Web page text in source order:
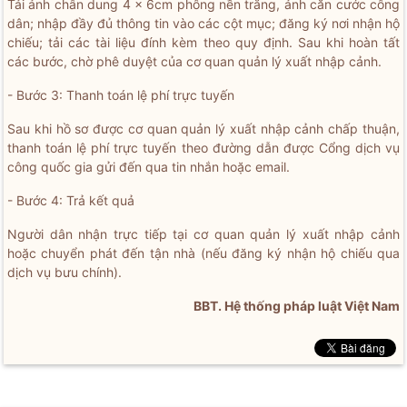
Tải ảnh chân dung 4 x 6cm phông nền trắng, ảnh căn cước công
dân; nhập đầy đủ thông tin vào các cột mục; đăng ký nơi nhận hộ
chiếu; tải các tài liệu đính kèm theo quy định. Sau khi hoàn tất
các bước, chờ phê duyệt của cơ quan quản lý xuất nhập cảnh.
- Bước 3: Thanh toán lệ phí trực tuyến
Sau khi hồ sơ được cơ quan quản lý xuất nhập cảnh chấp thuận,
thanh toán lệ phí trực tuyến theo đường dẫn được Cổng dịch vụ
công quốc gia gửi đến qua tin nhắn hoặc email.
- Bước 4: Trả kết quả
Người dân nhận trực tiếp tại cơ quan quản lý xuất nhập cảnh
hoặc chuyển phát đến tận nhà (nếu đăng ký nhận hộ chiếu qua
dịch vụ bưu chính).
BBT. Hệ thống pháp luật Việt Nam